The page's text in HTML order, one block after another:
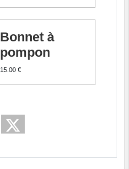
Bonnet à
pompon
15.00 €